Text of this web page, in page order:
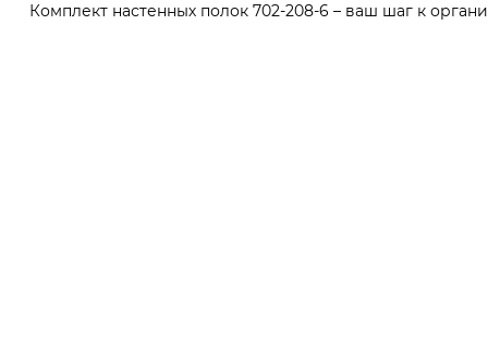
Комплект настенных полок 702-208-6 – ваш шаг к